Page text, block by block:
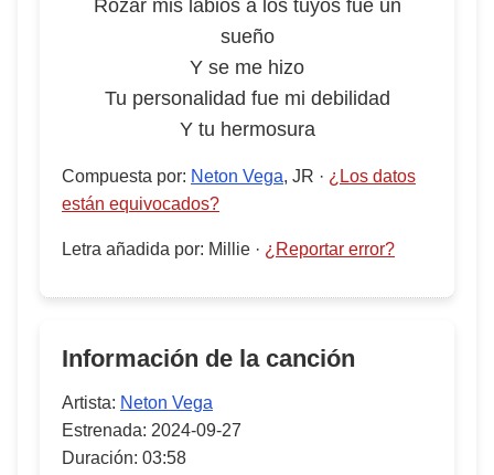
Rozar mis labios a los tuyos fue un
sueño
Y se me hizo
Tu personalidad fue mi debilidad
Y tu hermosura
Compuesta por: Neton Vega, JR · ¿Los datos
están equivocados?
Letra añadida por: Millie · ¿Reportar error?
Información de la canción
Artista: Neton Vega
Estrenada: 2024-09-27
Duración: 03:58